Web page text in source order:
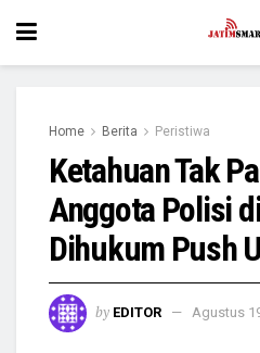
Home Berita Peristiwa
Ketahuan Tak
Anggota Polisi
Dihukum Push
by EDITOR Agustus